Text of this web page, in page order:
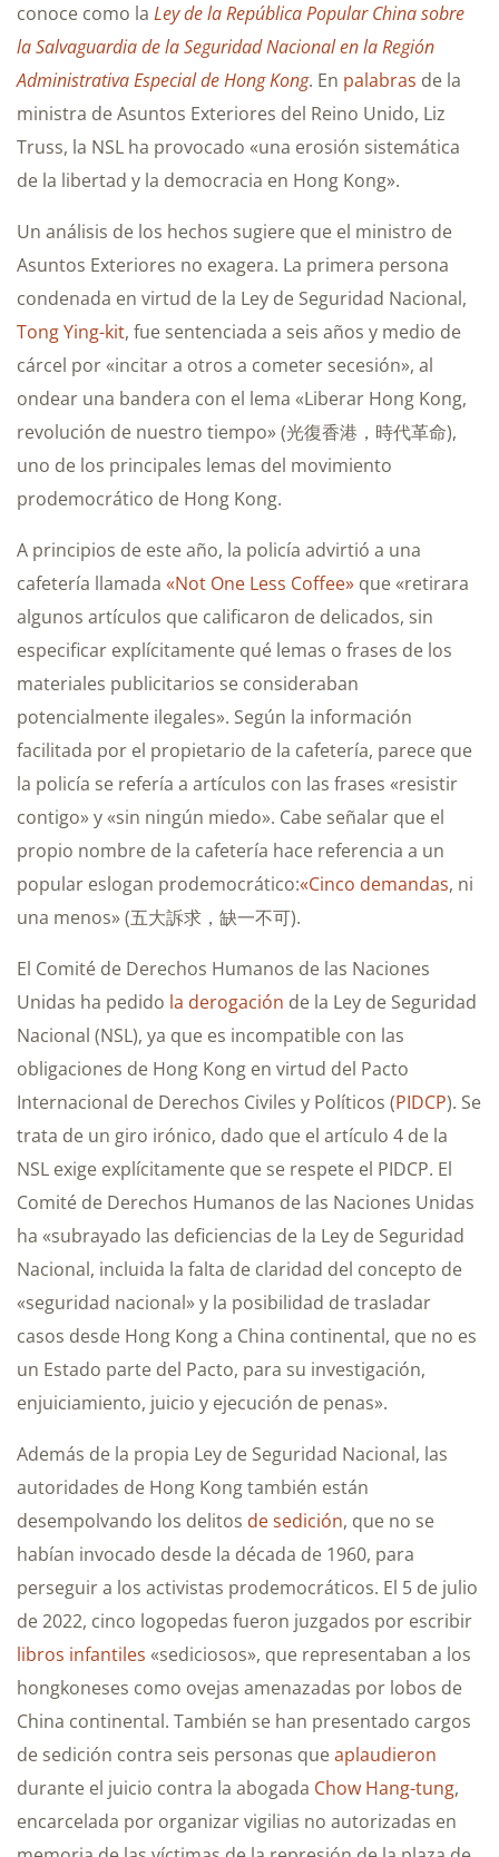
conoce como la Ley de la República Popular China sobre
la Salvaguardia de la Seguridad Nacional en la Región
Administrativa Especial de Hong Kong. En palabras de la
ministra de Asuntos Exteriores del Reino Unido, Liz
Truss, la NSL ha provocado «una erosión sistemática
de la libertad y la democracia en Hong Kong».
Un análisis de los hechos sugiere que el ministro de
Asuntos Exteriores no exagera. La primera persona
condenada en virtud de la Ley de Seguridad Nacional,
Tong Ying-kit, fue sentenciada a seis años y medio de
cárcel por «incitar a otros a cometer secesión», al
ondear una bandera con el lema «Liberar Hong Kong,
revolución de nuestro tiempo» (光復香港，時代革命),
uno de los principales lemas del movimiento
prodemocrático de Hong Kong.
A principios de este año, la policía advirtió a una
cafetería llamada «Not One Less Coffee» que «retirara
algunos artículos que calificaron de delicados, sin
especificar explícitamente qué lemas o frases de los
materiales publicitarios se consideraban
potencialmente ilegales». Según la información
facilitada por el propietario de la cafetería, parece que
la policía se refería a artículos con las frases «resistir
contigo» y «sin ningún miedo». Cabe señalar que el
propio nombre de la cafetería hace referencia a un
popular eslogan prodemocrático:«Cinco demandas, ni
una menos» (五大訴求，缺一不可).
El Comité de Derechos Humanos de las Naciones
Unidas ha pedido la derogación de la Ley de Seguridad
Nacional (NSL), ya que es incompatible con las
obligaciones de Hong Kong en virtud del Pacto
Internacional de Derechos Civiles y Políticos (PIDCP). Se
trata de un giro irónico, dado que el artículo 4 de la
NSL exige explícitamente que se respete el PIDCP. El
Comité de Derechos Humanos de las Naciones Unidas
ha «subrayado las deficiencias de la Ley de Seguridad
Nacional, incluida la falta de claridad del concepto de
«seguridad nacional» y la posibilidad de trasladar
casos desde Hong Kong a China continental, que no es
un Estado parte del Pacto, para su investigación,
enjuiciamiento, juicio y ejecución de penas».
Además de la propia Ley de Seguridad Nacional, las
autoridades de Hong Kong también están
desempolvando los delitos de sedición, que no se
habían invocado desde la década de 1960, para
perseguir a los activistas prodemocráticos. El 5 de julio
de 2022, cinco logopedas fueron juzgados por escribir
libros infantiles «sediciosos», que representaban a los
hongkoneses como ovejas amenazadas por lobos de
China continental. También se han presentado cargos
de sedición contra seis personas queaplaudieron
durante el juicio contra la abogada Chow Hang-tung,
encarcelada por organizar vigilias no autorizadas en